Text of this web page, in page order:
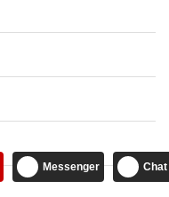
Messenger